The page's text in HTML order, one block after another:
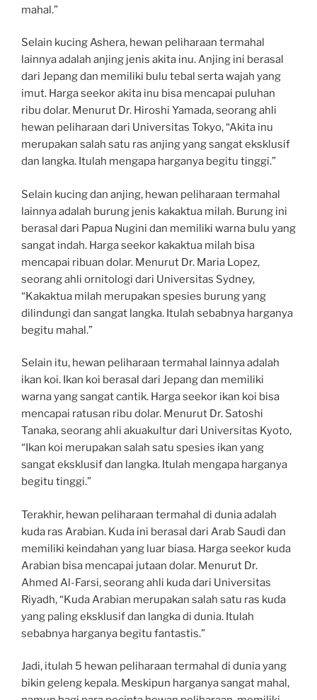
mahal.”
Selain kucing Ashera, hewan peliharaan termahal
lainnya adalah anjing jenis akita inu. Anjing ini berasal
dari Jepang dan memiliki bulu tebal serta wajah yang
imut. Harga seekor akita inu bisa mencapai puluhan
ribu dolar. Menurut Dr. Hiroshi Yamada, seorang ahli
hewan peliharaan dari Universitas Tokyo, “Akita inu
merupakan salah satu ras anjing yang sangat eksklusif
dan langka. Itulah mengapa harganya begitu tinggi.”
Selain kucing dan anjing, hewan peliharaan termahal
lainnya adalah burung jenis kakaktua milah. Burung ini
berasal dari Papua Nugini dan memiliki warna bulu yang
sangat indah. Harga seekor kakaktua milah bisa
mencapai ribuan dolar. Menurut Dr. Maria Lopez,
seorang ahli ornitologi dari Universitas Sydney,
“Kakaktua milah merupakan spesies burung yang
dilindungi dan sangat langka. Itulah sebabnya harganya
begitu mahal.”
Selain itu, hewan peliharaan termahal lainnya adalah
ikan koi. Ikan koi berasal dari Jepang dan memiliki
warna yang sangat cantik. Harga seekor ikan koi bisa
mencapai ratusan ribu dolar. Menurut Dr. Satoshi
Tanaka, seorang ahli akuakultur dari Universitas Kyoto,
“Ikan koi merupakan salah satu spesies ikan yang
sangat eksklusif dan langka. Itulah mengapa harganya
begitu tinggi.”
Terakhir, hewan peliharaan termahal di dunia adalah
kuda ras Arabian. Kuda ini berasal dari Arab Saudi dan
memiliki keindahan yang luar biasa. Harga seekor kuda
Arabian bisa mencapai jutaan dolar. Menurut Dr.
Ahmed Al-Farsi, seorang ahli kuda dari Universitas
Riyadh, “Kuda Arabian merupakan salah satu ras kuda
yang paling eksklusif dan langka di dunia. Itulah
sebabnya harganya begitu fantastis.”
Jadi, itulah 5 hewan peliharaan termahal di dunia yang
bikin geleng kepala. Meskipun harganya sangat mahal,